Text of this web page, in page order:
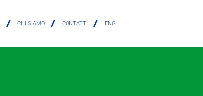
CHI SIAMO CONTATTI ENG